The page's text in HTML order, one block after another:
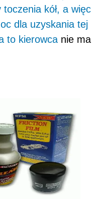
kół, a więc
dla uzyskania tej
to kierowca nie ma